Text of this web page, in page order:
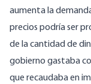
aumenta la
precios podría ser
de la cantidad de
gobierno gastaba
que recaudaba en